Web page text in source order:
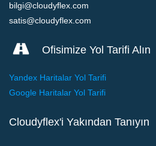
bilgi@cloudyflex.com
satis@cloudyflex.com
Ofisimize Yol Tarifi Alın
Yandex Haritalar Yol Tarifi
Google Haritalar Yol Tarifi
Cloudyflex'i Yakından Tanıyın